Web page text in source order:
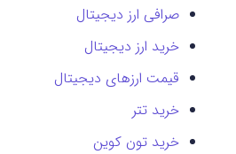
صرافی ارز دیجیتال
خرید ارز دیجیتال
قیمت ارزهای دیجیتال
خرید تتر
خرید تون کوین